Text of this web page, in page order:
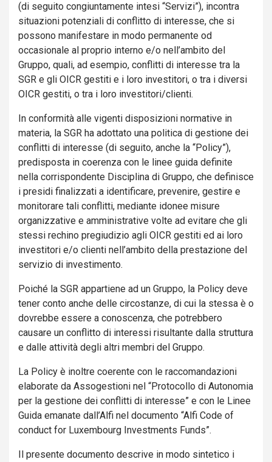
(di seguito congiuntamente intesi “Servizi”), incontra
situazioni potenziali di conflitto di interesse, che si
possono manifestare in modo permanente od
occasionale al proprio interno e/o nell’ambito del
Gruppo, quali, ad esempio, conflitti di interesse tra la
SGR e gli OICR gestiti e i loro investitori, o tra i diversi
OICR gestiti, o tra i loro investitori/clienti.
In conformità alle vigenti disposizioni normative in
materia, la SGR ha adottato una politica di gestione dei
conflitti di interesse (di seguito, anche la “Policy”),
predisposta in coerenza con le linee guida definite
nella corrispondente Disciplina di Gruppo, che definisce
i presidi finalizzati a identificare, prevenire, gestire e
monitorare tali conflitti, mediante idonee misure
organizzative e amministrative volte ad evitare che gli
stessi rechino pregiudizio agli OICR gestiti ed ai loro
investitori e/o clienti nell’ambito della prestazione del
servizio di investimento.
Poiché la SGR appartiene ad un Gruppo, la Policy deve
tener conto anche delle circostanze, di cui la stessa è o
dovrebbe essere a conoscenza, che potrebbero
causare un conflitto di interessi risultante dalla struttura
e dalle attività degli altri membri del Gruppo.
La Policy è inoltre coerente con le raccomandazioni
elaborate da Assogestioni nel “Protocollo di Autonomia
per la gestione dei conflitti di interesse” e con le Linee
Guida emanate dall’Alfi nel documento “Alfi Code of
conduct for Luxembourg Investments Funds”.
Il presente documento descrive in modo sintetico i